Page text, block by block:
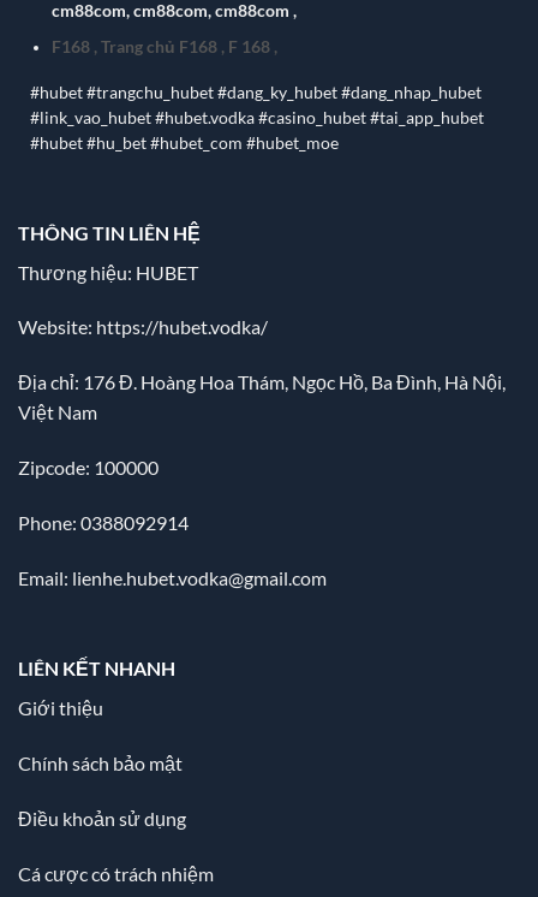
cm88com,cm88com,cm88com ,
F168, Trang chủ F168, F 168,
#hubet #trangchu_hubet #dang_ky_hubet #dang_nhap_hubet
#link_vao_hubet #hubet.vodka #casino_hubet #tai_app_hubet
#hubet #hu_bet #hubet_com #hubet_moe
THÔNG TIN LIÊN HỆ
Thương hiệu: HUBET
Website: https://hubet.vodka/
Địa chỉ: 176 Đ. Hoàng Hoa Thám, Ngọc Hồ, Ba Đình, Hà Nội,
Việt Nam
Zipcode: 100000
Phone: 0388092914
Email: lienhe.hubet.vodka@gmail.com
LIÊN KẾT NHANH
Giới thiệu
Chính sách bảo mật
Điều khoản sử dụng
Cá cược có trách nhiệm